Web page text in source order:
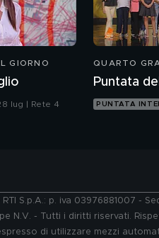
GIORNO
lug | Rete 4
QUARTO
Puntata
PUNTATA
S.p.A.: p. iva 03976881007 -
N.V. - Tutti i diritti riservati.
di utilizzare mezzi